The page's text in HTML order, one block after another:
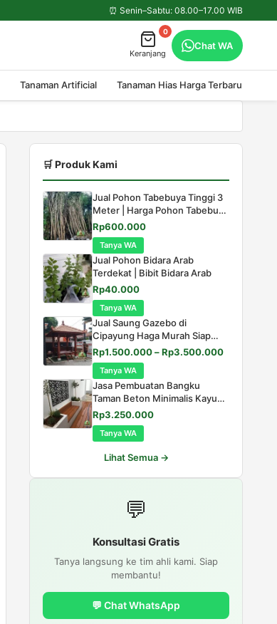
⏰ Senin–Sabtu: 08.00–17.00 WIB
0
Keranjang
Chat WA
Tanaman Artificial Tanaman Hias Harga Terbaru
🛒 Produk Kami
Jual Pohon Tabebuya Tinggi 3
Meter | Harga Pohon Tabebuya
tinggi 3 meter
Harga
aslinya
adalah:
Rp750.000.
Rp600.000Harga
ini
adalah:
Tanya WA
Jual Pohon Bidara Arab
Terdekat | Bibit Bidara Arab
Harga
aslinya
adalah:
Rp50.000.
Rp40.000Harga
saat
ini
adalah:
Tanya WA
Jual Saung Gazebo di
Cipayung Haga Murah Siap
Kirim
Rp1.500.000–Rp3.500.000Rentang
Tanya WA
Jasa Pembuatan Bangku
Taman Beton Minimalis Kayu
Bengkirai untuk Outdoor
Harga
aslinya
adalah:
Rp3.500.000.
Rp3.250.000Harga
adalah:
Tanya WA
Lihat Semua →
💬
Konsultasi Gratis
Tanya langsung ke tim ahli kami. Siap
membantu!
💬 Chat WhatsApp